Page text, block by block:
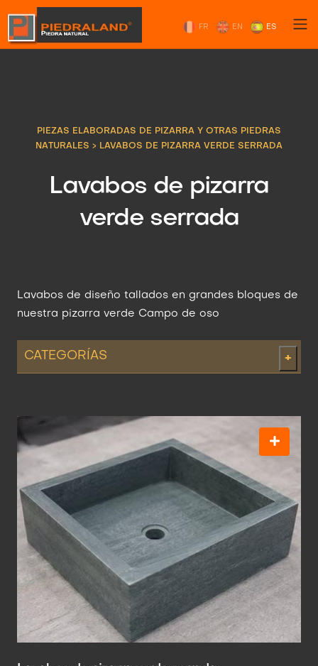
ES
EN
FR
PIEZAS ELABORADAS DE PIZARRA Y OTRAS PIEDRAS
NATURALES > LAVABOS DE PIZARRA VERDE SERRADA
Lavabos de pizarra
verde serrada
Lavabos de diseño tallados en grandes bloques de
nuestra pizarra verde Campo de oso
CATEGORÍAS +